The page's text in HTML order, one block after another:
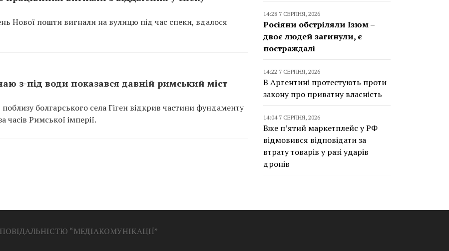
Нової пошти вигнали на вулицю під час спеки, вдалося
з-під води показався давній римський міст
болгарського села Гіген відкрив частини фундаменту
Римської імперії.
14:28 7 СЕРПНЯ, 2026
Росіяни обстріляли Ізюм –
двоє людей загинули, є
постраждалі
14:22 7 СЕРПНЯ, 2026
В Аргентині протестують проти
закону про приватну власність
14:04 7 СЕРПНЯ, 2026
Вже п’ятий маркетплейс у РФ
відмовився відповідати за
втрату товарів у разі ударів
дронів
“МЕДІАКОМУНІКАЦІЇ”